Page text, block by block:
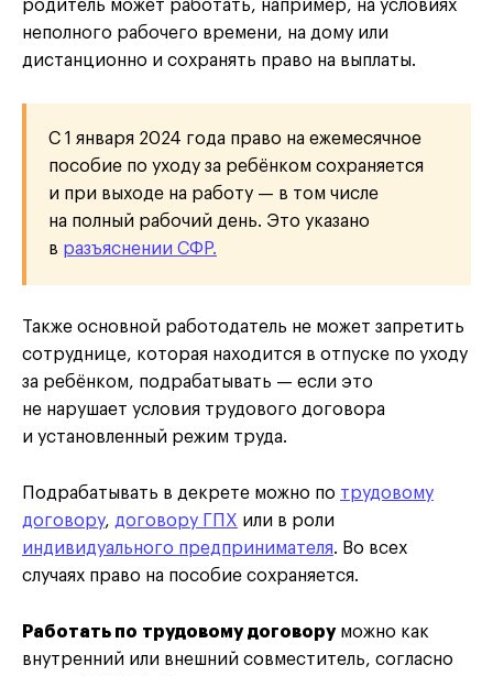
родитель может работать, например, на условиях
неполного рабочего времени, на дому или
дистанционно и сохранять право на выплаты.
С 1 января 2024 года право на ежемесячное
пособие по уходу за ребёнком сохраняется
и при выходе на работу — в том числе
на полный рабочий день. Это указано
в разъяснении СФР.
Также основной работодатель не может запретить
сотруднице, которая находится в отпуске по уходу
за ребёнком, подрабатывать — если это
не нарушает условия трудового договора
и установленный режим труда.
Подрабатывать в декрете можно по трудовому
договору, договору ГПХ или в роли
индивидуального предпринимателя. Во всех
случаях право на пособие сохраняется.
Работать по трудовому договоруможно как
внутренний или внешний совместитель, согласно